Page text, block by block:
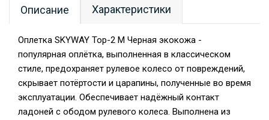
Описание Характеристики
Оплетка SKYWAY Top-2 M Черная экокожа -
популярная оплётка, выполненная в классическом
стиле, предохраняет рулевое колесо от повреждений,
скрывает потёртости и царапины, полученные во время
эксплуатации. Обеспечивает надёжный контакт
ладоней с ободом рулевого колеса. Выполнена из